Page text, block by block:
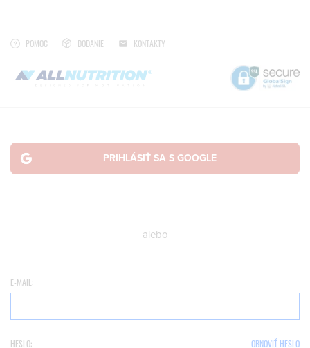
POMOC DODANIE KONTAKTY
alebo
E-MAIL:
HESLO: OBNOVIŤ HESLO